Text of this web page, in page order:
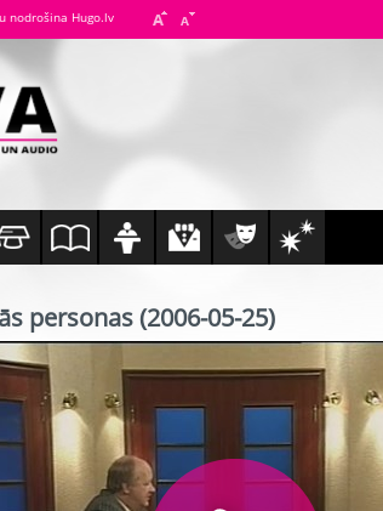
nodrošina Hugo.lv
personas (2006-05-25)